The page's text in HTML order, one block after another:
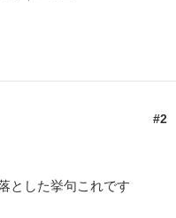
2
とした挙句これです